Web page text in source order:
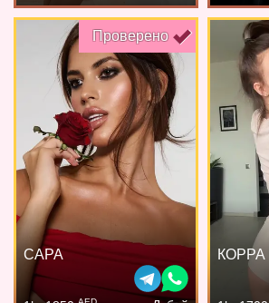
Проверено
САРА КОРРА